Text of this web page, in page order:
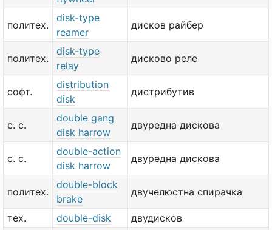
политех.
disk-type
reamer
дисков райбер
политех.
disk-type
relay
дисково реле
софт.
distribution
disk
дистрибутив
с. с.
double gang
disk harrow
двуредна дискова
с. с.
double-action
disk harrow
двуредна дискова
политех.
double-block
brake
двучелюстна спирачка
тех. double-disk
двудисков